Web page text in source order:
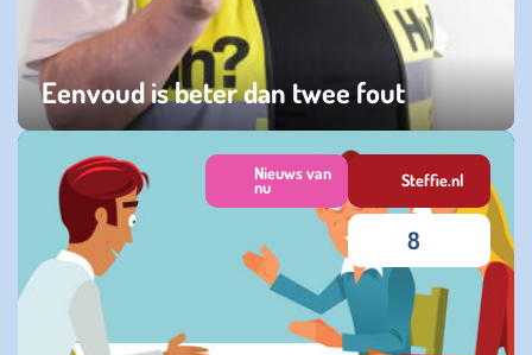
Eenvoud is beter dan twee fout
maandag 09 februari 2026
Nieuws van
nu Steffie.nl
8